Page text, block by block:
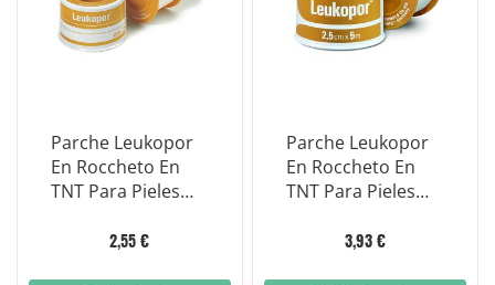
Parche Leukopor
En Roccheto En
TNT Para Pieles
1,25 Cm2,55 €
Parche Leukopor
En Roccheto En
TNT Para Pieles
3,93 €